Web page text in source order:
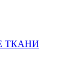
ТКАНИ